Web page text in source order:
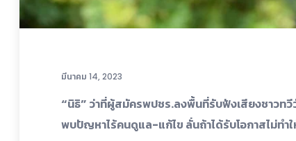
มีนาคม 14, 2023
“นิธิ” ว่าที่ผู้สมัครพปชร.ลงพื้นที่รับฟังเสียงชาวท
พบปัญหาไร้คนดูแล-แก้ไข ลั่นถ้าได้รับโอกาสไม่ทำ